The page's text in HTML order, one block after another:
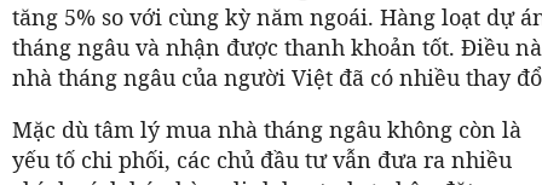
tăng 5% so với cùng kỳ năm ngoái. Hàng loạt dự
tháng ngâu và nhận được thanh khoản tốt. Điều
nhà tháng ngâu của người Việt đã có nhiều thay
Mặc dù tâm lý mua nhà tháng ngâu không còn là
yếu tố chi phối, các chủ đầu tư vẫn đưa ra nhiều